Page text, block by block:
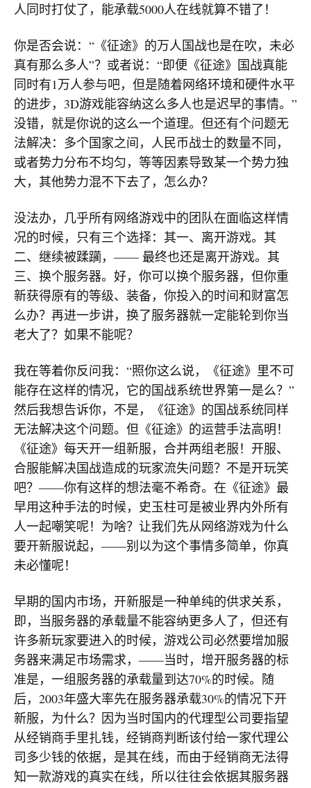
人同时打仗了，能承载5000人在线就算不错了！
你是否会说：“《征途》的万人国战也是在吹，未必
真有那么多人”？或者说：“即便《征途》国战真能
同时有1万人参与吧，但是随着网络环境和硬件水平
的进步，3D游戏能容纳这么多人也是迟早的事情。”
没错，就是你说的这么一个道理。但还有个问题无
法解决：多个国家之间，人民币战士的数量不同，
或者势力分布不均匀，等等因素导致某一个势力独
大，其他势力混不下去了，怎么办？
没法办，几乎所有网络游戏中的团队在面临这样情
况的时候，只有三个选择：其一、离开游戏。其
二、继续被蹂躏，—— 最终也还是离开游戏。其
三、换个服务器。好，你可以换个服务器，但你重
新获得原有的等级、装备，你投入的时间和财富怎
么办？再进一步讲，换了服务器就一定能轮到你当
老大了？如果不能呢？
我在等着你反问我：“照你这么说，《征途》里不可
能存在这样的情况，它的国战系统世界第一是么？”
然后我想告诉你，不是，《征途》的国战系统同样
无法解决这个问题。但《征途》的运营手法高明！
《征途》每天开一组新服，合并两组老服！开服、
合服能解决国战造成的玩家流失问题？不是开玩笑
吧？——你有这样的想法毫不希奇。在《征途》最
早用这种手法的时候，史玉柱可是被业界内外所有
人一起嘲笑呢！为啥？让我们先从网络游戏为什么
要开新服说起，——别以为这个事情多简单，你真
未必懂呢！
早期的国内市场，开新服是一种单纯的供求关系，
即，当服务器的承载量不能容纳更多人了，但还有
许多新玩家要进入的时候，游戏公司必然要增加服
务器来满足市场需求，——当时，增开服务器的标
准是，一组服务器的承载量到达70%的时候。随
后，2003年盛大率先在服务器承载30%的情况下开
新服，为什么？因为当时国内的代理型公司要指望
从经销商手里扎钱，经销商判断该付给一家代理公
司多少钱的依据，是其在线，而由于经销商无法得
知一款游戏的真实在线，所以往往会依据其服务器